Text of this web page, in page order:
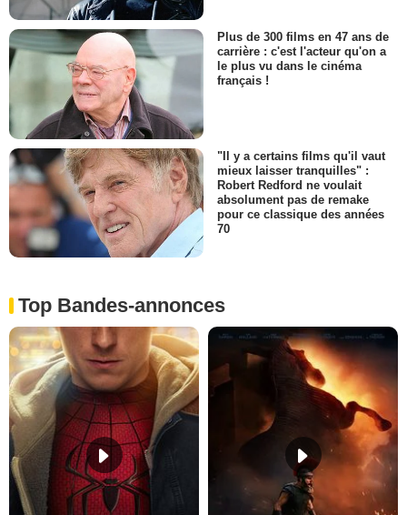
Plus de 300 films en 47 ans de
carrière : c'est l'acteur qu'on a
le plus vu dans le cinéma
français !
"Il y a certains films qu'il vaut
mieux laisser tranquilles" :
Robert Redford ne voulait
absolument pas de remake
pour ce classique des années
70
Top Bandes-annonces